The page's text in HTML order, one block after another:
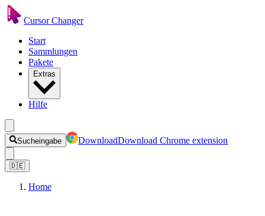
Cursor Changer
Start
Sammlungen
Pakete
Extras
Hilfe
Sucheingabe DownloadDownload Chrome extension
🇩🇪
Home